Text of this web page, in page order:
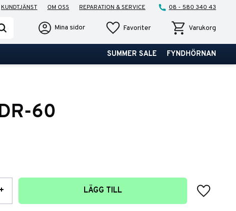
KUNDTJÄNST OM OSS REPARATION & SERVICE 08 - 580 340 43
Mina sidor FavoriterFavoriter KundvagnVarukorg
SUMMER SALE FYNDHÖRNAN
60
+ LÄGG TILL
Lägg till